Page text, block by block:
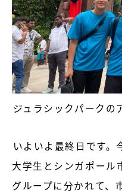
ジュラシックパークの
いよいよ最終日です。
大学生とシンガポール
グループに分かれて、